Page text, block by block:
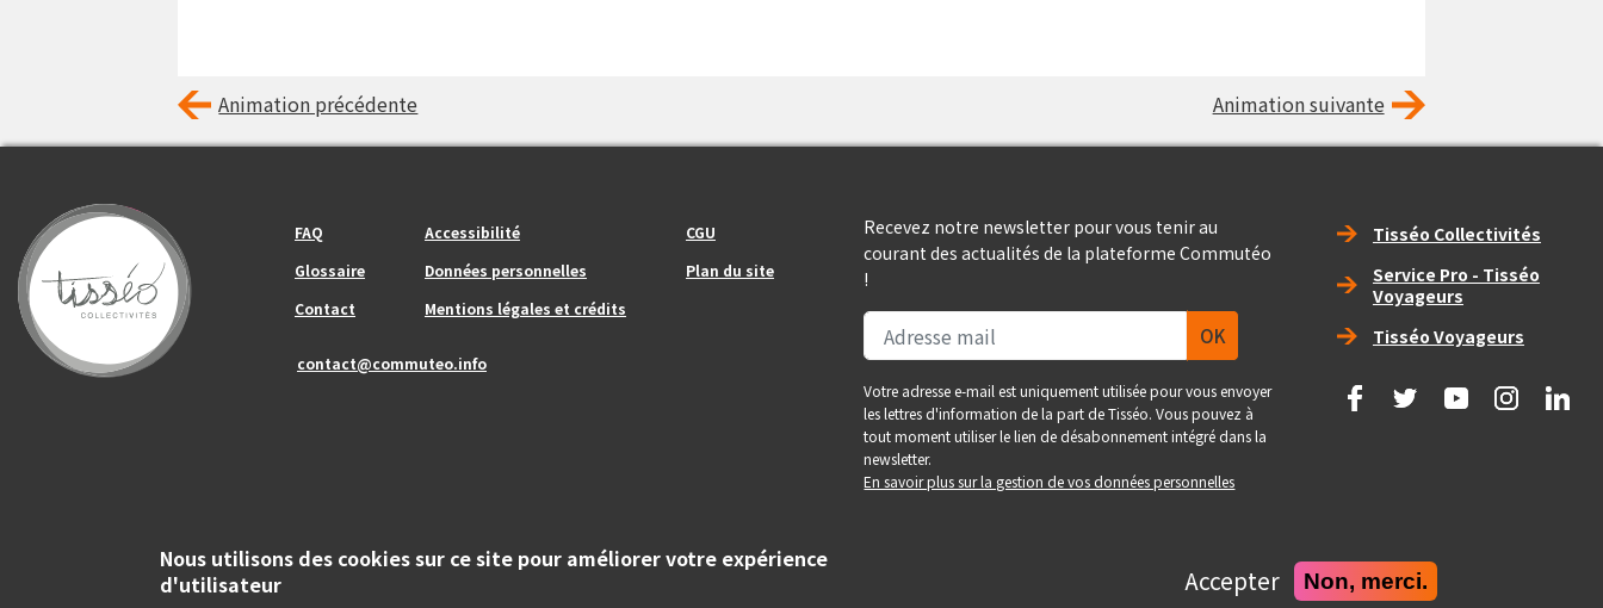
Animation précédente Animation suivante
FAQ
Glossaire
Contact
Footer_center
Accessibilité
Données personnelles
Mentions légales et crédits
CGU
Plan du site
contact@commuteo.info
Recevez notre newsletter pour vous tenir au
courant des actualités de la plateforme Commutéo
!
Votre adresse e-mail est uniquement utilisée pour vous envoyer
les lettres d'information de la part de Tisséo. Vous pouvez à
tout moment utiliser le lien de désabonnement intégré dans la
newsletter.
En savoir plus sur la gestion de vos données personnelles
Right_footer
Tisséo Collectivités
Service Pro - Tisséo
Voyageurs
Tisséo Voyageurs
social
Realise
Nous utilisons des cookies sur ce site pour améliorer votre expérience
d'utilisateur
Accepter Non, merci.